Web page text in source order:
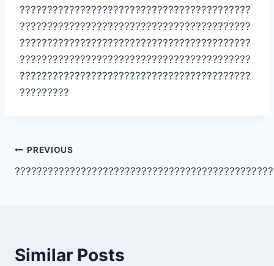
??????????????????????????????????????????
??????????????????????????????????????????
??????????????????????????????????????????
??????????????????????????????????????????
??????????????????????????????????????????
?????????
Post
navigation
PREVIOUS
Similar Posts